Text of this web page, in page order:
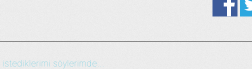
söylerimde...